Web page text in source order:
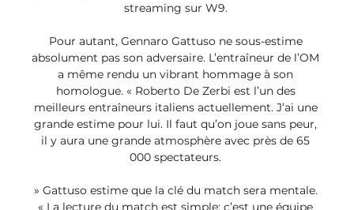
streaming sur W9.
Pour autant, Gennaro Gattuso ne sous-estime
absolument pas son adversaire. L’entraîneur de l’OM
a même rendu un vibrant hommage à son
homologue. « Roberto De Zerbi est l’un des
meilleurs entraîneurs italiens actuellement. J’ai une
grande estime pour lui. Il faut qu’on joue sans peur,
il y aura une grande atmosphère avec près de 65
000 spectateurs.
» Gattuso estime que la clé du match sera mentale.
« La lecture du match est simple: c’est une équipe